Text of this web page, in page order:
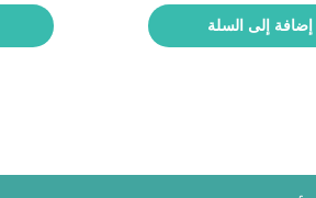
إضافة إلى السلة